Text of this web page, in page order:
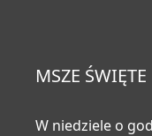
MSZE ŚWIĘTE
W niedziele o